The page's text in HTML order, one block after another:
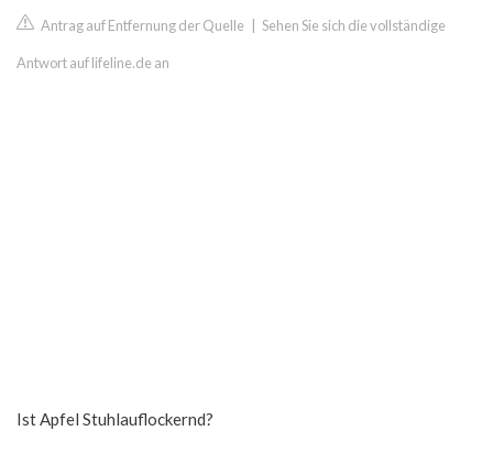
Antrag auf Entfernung der Quelle Sehen Sie sich die vollständige
Antwort auf lifeline.de an
Ist Apfel Stuhlauflockernd?